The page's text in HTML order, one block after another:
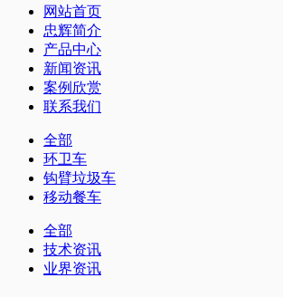
网站首页
忠辉简介
产品中心
新闻资讯
案例欣赏
联系我们
全部
环卫车
钩臂垃圾车
移动餐车
全部
技术资讯
业界资讯